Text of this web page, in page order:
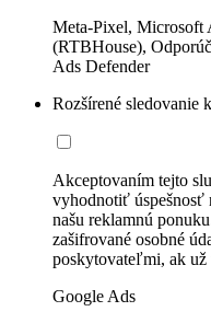
Meta-Pixel, Microsoft
(RTBHouse),
Ads Defender
Rozšírené sledovanie
Akceptovaním tejto
vyhodnotiť úspešnosť
našu reklamnú
zašifrované osobné
poskytovateľmi, ak
Google Ads